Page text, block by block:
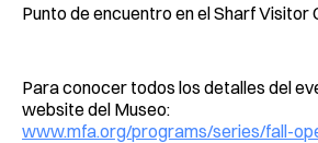
Punto de encuentro en el Sharf Visitor
Para conocer todos los detalles del
website del Museo:
www.mfa.org/programs/series/fall-